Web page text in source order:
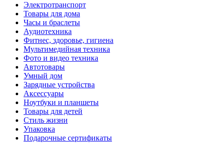
Электротранспорт
Товары для дома
Часы и браслеты
Аудиотехника
Фитнес, здоровье, гигиена
Мультимедийная техника
Фото и видео техника
Автотовары
Умный дом
Зарядные устройства
Аксессуары
Ноутбуки и планшеты
Товары для детей
Стиль жизни
Упаковка
Подарочные сертификаты